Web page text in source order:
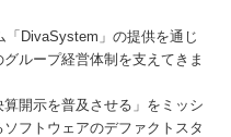
「DivaSystem」の提供を通じ
ループ経営体制を支えてきま
開示を普及させる」をミッシ
フトウェアのデファクトスタ